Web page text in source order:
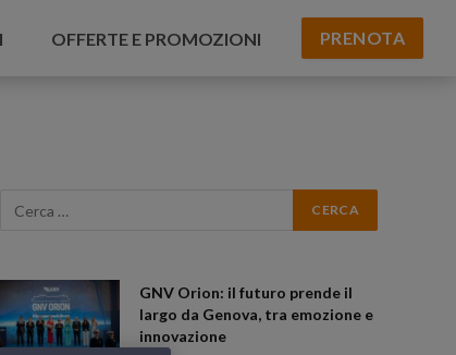
OFFERTE E PROMOZIONI PRENOTA
GNV Orion: il futuro prende il
largo da Genova, tra emozione e
innovazione